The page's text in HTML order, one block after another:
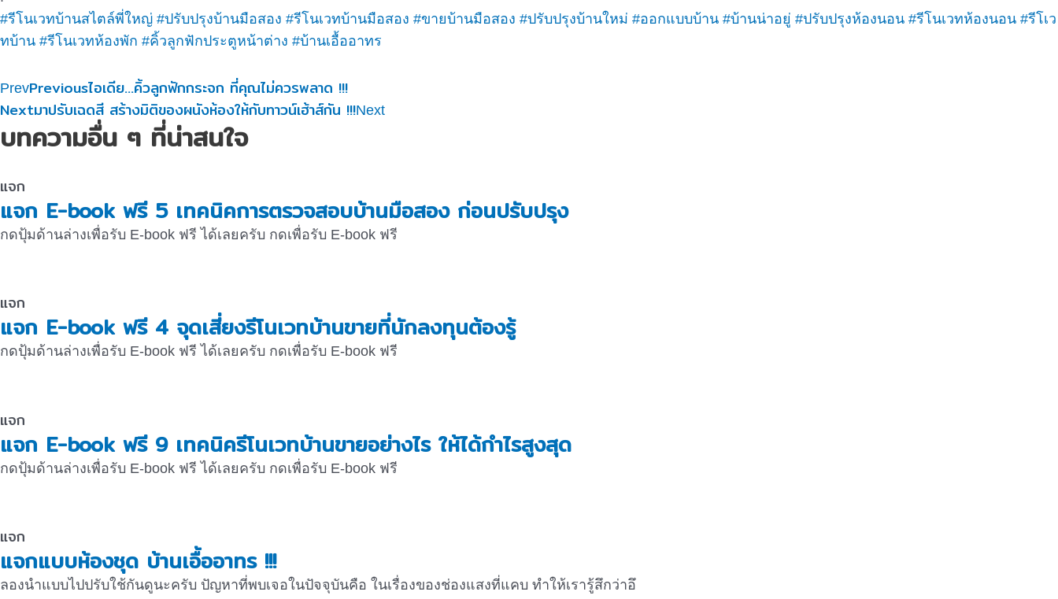
#รีโนเวทบ้านสไตล์พี่ใหญ่ #ปรับปรุงบ้านมือสอง #รีโนเวทบ้านมือสอง #ขายบ้านมือสอง #ปรับปรุงบ้านใหม่ #ออกแบบบ้าน #บ้านน่าอยู่ #ปรับปรุงห้องนอน #รีโนเวทห้องนอน #รีโเว
ทบ้าน #รีโนเวทห้องพัก #คิ้วลูกฟักประตูหน้าต่าง #บ้านเอื้ออาทร
PrevPreviousไอเดีย…คิ้วลูกฟักกระจก ที่คุณไม่ควรพลาด !!!
Nextมาปรับเฉดสี สร้างมิติของผนังห้องให้กับทาวน์เฮ้าส์กัน !!!Next
บทความอื่น ๆ ที่น่าสนใจ
แจก
แจก E-book ฟรี 5 เทคนิคการตรวจสอบบ้านมือสอง ก่อนปรับปรุง
กดปุ้มด้านล่างเพื่อรับ E-book ฟรี ได้เลยครับ กดเพื่อรับ E-book ฟรี
แจก
แจก E-book ฟรี 4 จุดเสี่ยงรีโนเวทบ้านขายที่นักลงทุนต้องรู้
กดปุ้มด้านล่างเพื่อรับ E-book ฟรี ได้เลยครับ กดเพื่อรับ E-book ฟรี
แจก
แจก E-book ฟรี 9 เทคนิครีโนเวทบ้านขายอย่างไร ให้ได้กำไรสูงสุด
กดปุ้มด้านล่างเพื่อรับ E-book ฟรี ได้เลยครับ กดเพื่อรับ E-book ฟรี
แจก
แจกแบบห้องชุด บ้านเอื้ออาทร !!!
ลองนำแบบไปปรับใช้กันดูนะครับ ปัญหาที่พบเจอในปัจจุบันคือ ในเรื่องของช่องแสงที่แคบ ทำให้เรารู้สึกว่าอึ